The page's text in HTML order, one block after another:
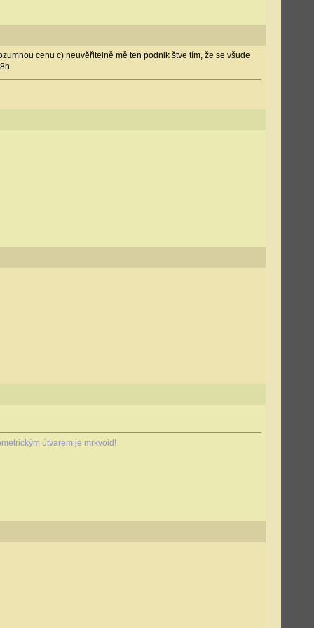
cenu c) neuvěřitelně mě ten podnik štve tím, že se všude
útvarem je mrkvoid!